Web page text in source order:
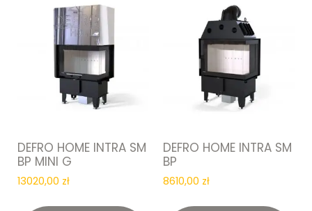
DEFRO HOME INTRA SM
BP MINI G
13020,00 zł
DEFRO HOME INTRA SM
BP
8610,00 zł